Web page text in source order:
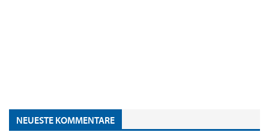
NEUESTE KOMMENTARE